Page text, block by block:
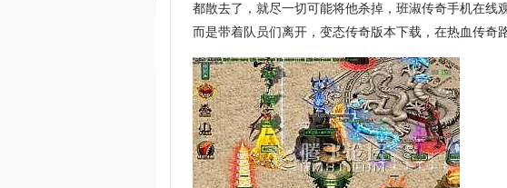
都散去了，就尽一切可能将他杀掉，班淑传奇手机在线
而是带着队员们离开，变态传奇版本下载，在热血传奇